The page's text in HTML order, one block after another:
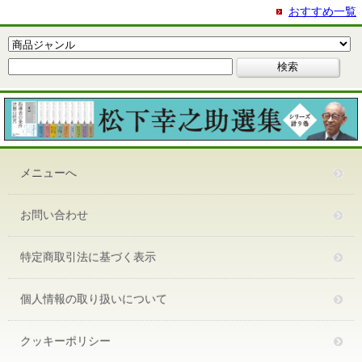
おすすめ一覧
メニューへ
お問い合わせ
特定商取引法に基づく表示
個人情報の取り扱いについて
クッキーポリシー